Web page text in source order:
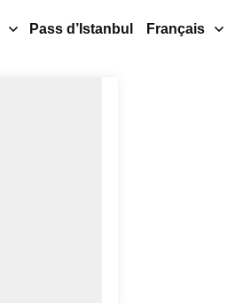
Pass d’Istanbul Français